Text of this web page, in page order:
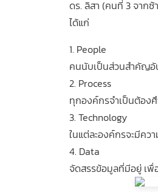
ดร. ลิสา (คนที่ 3 จาก
ได้แก่
1. People
คนนับเป็นส่วนสำคัญอั
2. Process
ทุกองค์กรจำเป็นต้องศึ
3. Technology
ในแต่ละองค์กรจะมีค
4. Data
จัดสรรข้อมูลที่มีอยู่ เพื่